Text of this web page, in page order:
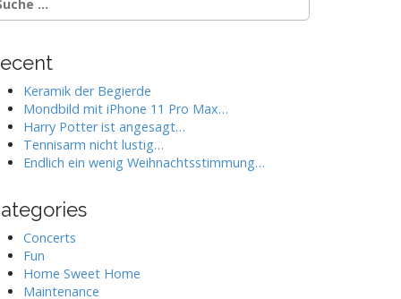
Keramik der Begierde
Mondbild mit iPhone 11 Pro Max…
Harry Potter ist angesagt…
Tennisarm nicht lustig…
Endlich ein wenig Weihnachtsstimmung…
Concerts
Fun
Home Sweet Home
Maintenance